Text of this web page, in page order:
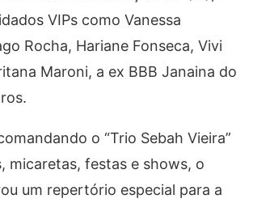
VIPs como Vanessa
Rocha, Hariane Fonseca, Vivi
Maroni, a ex BBB Janaina do
o “Trio Sebah Vieira”
micaretas, festas e shows, o
um repertório especial para a